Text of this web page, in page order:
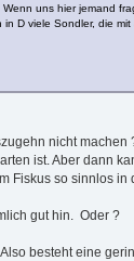
uns hier jemand
D viele Sondler, die
nicht
ist. Aber dann
Fiskus so sinnlos
gut hin. Oder ?
besteht eine